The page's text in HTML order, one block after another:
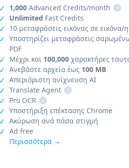
1,000 Advanced Credits/month
i
Unlimited Fast Credits
10 μεταφράσεις εικόνας σε εικόνα/
Υποστηρίζει μεταφράσεις
PDF
Μέχρι και 100,000 χαρακτήρες
Ανεβάστε αρχεία έως 100 MB
Απεριόριστη ανίχνευση AI
Translate Agent
i
Pro OCR
i
Υποστήριξη επέκτασης Chrome
Ακύρωση ανά πάσα στιγμή
Ad free
Περισσότερα →